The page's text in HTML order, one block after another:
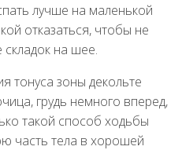
лучше на маленькой
отказаться, чтобы не
на шее.
тонуса зоны декольте
грудь немного вперед,
такой способ ходьбы
часть тела в хорошей